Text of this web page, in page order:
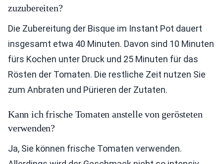
zuzubereiten?
Die Zubereitung der Bisque im Instant Pot dauert
insgesamt etwa 40 Minuten. Davon sind 10 Minuten
fürs Kochen unter Druck und 25 Minuten für das
Rösten der Tomaten. Die restliche Zeit nutzen Sie
zum Anbraten und Pürieren der Zutaten.
Kann ich frische Tomaten anstelle von gerösteten
verwenden?
Ja, Sie können frische Tomaten verwenden.